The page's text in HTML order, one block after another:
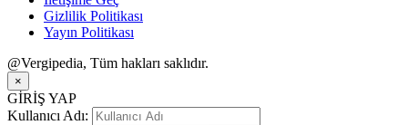
Gizlilik Politikası
Yayın Politikası
@Vergipedia, Tüm hakları saklıdır.
×
GİRİŞ YAP
Kullanıcı Adı: